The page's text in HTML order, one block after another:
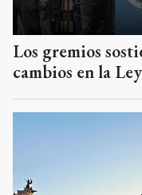
Los gremios
cambios en la